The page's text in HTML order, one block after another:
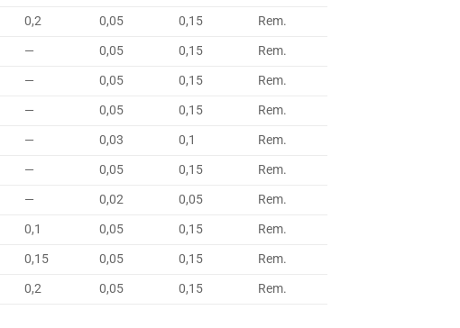
0,2 0,05 0,15
Rem.
— 0,05 0,15
Rem.
— 0,05 0,15
Rem.
— 0,05 0,15
Rem.
— 0,03 0,1
Rem.
— 0,05 0,15
Rem.
— 0,02 0,05
Rem.
0,1 0,05 0,15
Rem.
0,15 0,05 0,15
Rem.
0,2 0,05 0,15 Rem.